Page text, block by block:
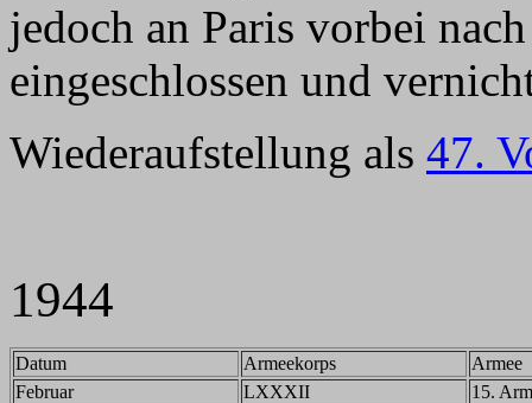
jedoch an Paris vorbei
eingeschlossen und
Wiederaufstellung als 47.
1944
Datum Armeekorps
Armee
Februar
LXXXII
15.